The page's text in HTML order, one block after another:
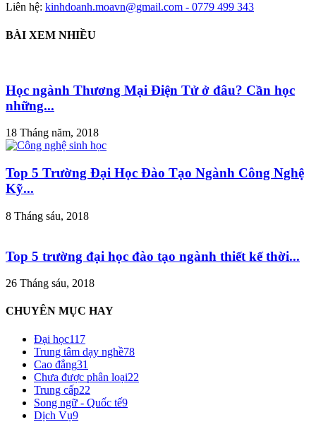
Liên hệ: kinhdoanh.moavn@gmail.com - 0779 499 343
BÀI XEM NHIỀU
Học ngành Thương Mại Điện Tử ở đâu? Cần học
những...
18 Tháng năm, 2018
Top 5 Trường Đại Học Đào Tạo Ngành Công Nghệ
Kỹ...
8 Tháng sáu, 2018
Top 5 trường đại học đào tạo ngành thiết kế thời...
26 Tháng sáu, 2018
CHUYÊN MỤC HAY
Đại học117
Trung tâm dạy nghề78
Cao đẳng31
Chưa được phân loại22
Trung cấp22
Song ngữ - Quốc tế9
Dịch Vụ9